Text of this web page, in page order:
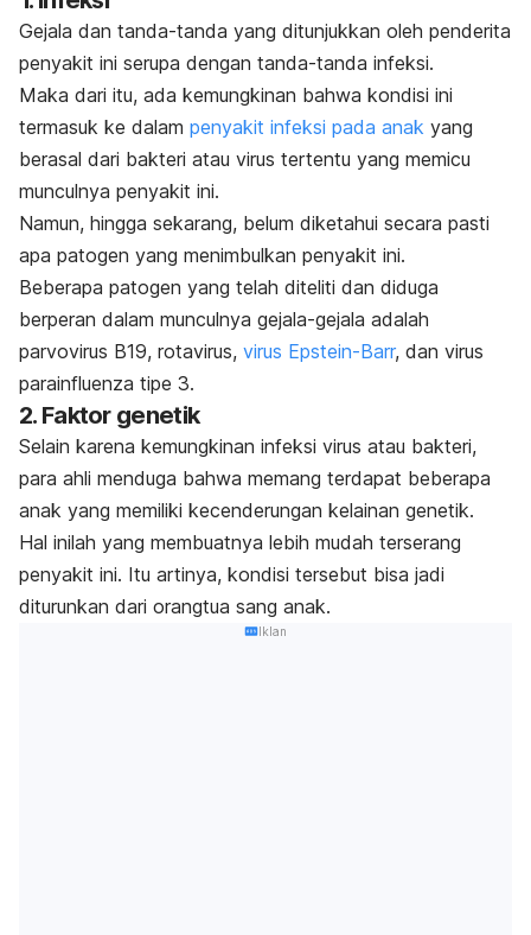
Gejala dan tanda-tanda yang ditunjukkan oleh penderita
penyakit ini serupa dengan tanda-tanda infeksi.
Maka dari itu, ada kemungkinan bahwa kondisi ini
termasuk ke dalam penyakit infeksi pada anak yang
berasal dari bakteri atau virus tertentu yang memicu
munculnya penyakit ini.
Namun, hingga sekarang, belum diketahui secara pasti
apa patogen yang menimbulkan penyakit ini.
Beberapa patogen yang telah diteliti dan diduga
berperan dalam munculnya gejala-gejala adalah
parvovirus B19, rotavirus, virus Epstein-Barr, dan virus
parainfluenza tipe 3.
2. Faktor genetik
Selain karena kemungkinan infeksi virus atau bakteri,
para ahli menduga bahwa memang terdapat beberapa
anak yang memiliki kecenderungan kelainan genetik.
Hal inilah yang membuatnya lebih mudah terserang
penyakit ini. Itu artinya, kondisi tersebut bisa jadi
diturunkan dari orangtua sang anak.
Iklan